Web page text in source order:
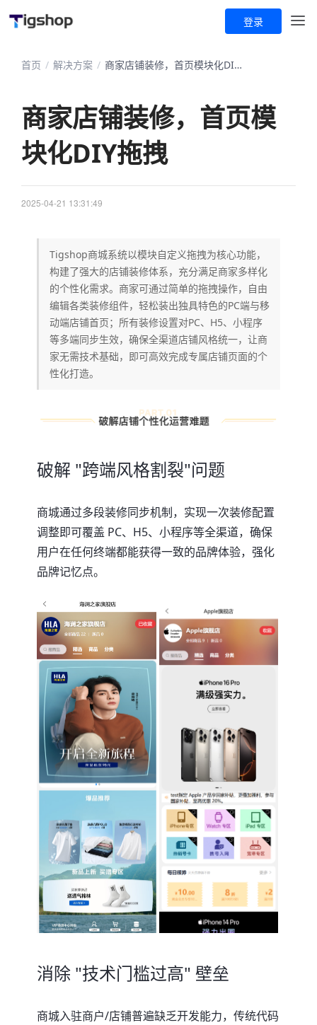
登录
首页 / 解决方案 / 商家店铺装修，首页模块化DIY拖拽
商家店铺装修，首页模
块化DIY拖拽
2025-04-21 13:31:49
Tigshop商城系统以模块自定义拖拽为核心功能，
构建了强大的店铺装修体系，充分满足商家多样化
的个性化需求。商家可通过简单的拖拽操作，自由
编辑各类装修组件，轻松装出独具特色的PC端与移
动端店铺首页；所有装修设置对PC、H5、小程序
等多端同步生效，确保全渠道店铺风格统一，让商
家无需技术基础，即可高效完成专属店铺页面的个
性化打造。
破解 "跨端风格割裂"问题
商城通过多段装修同步机制，实现一次装修配置
调整即可覆盖 PC、H5、小程序等全渠道，确保
用户在任何终端都能获得一致的品牌体验，强化
品牌记忆点。
消除 "技术门槛过高" 壁垒
商城入驻商户/店铺普遍缺乏开发能力，传统代码